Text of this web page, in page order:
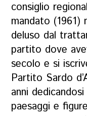
consiglio
mandato (1961)
deluso dal
partito dove
secolo e si
Partito Sardo
anni
paesaggi e